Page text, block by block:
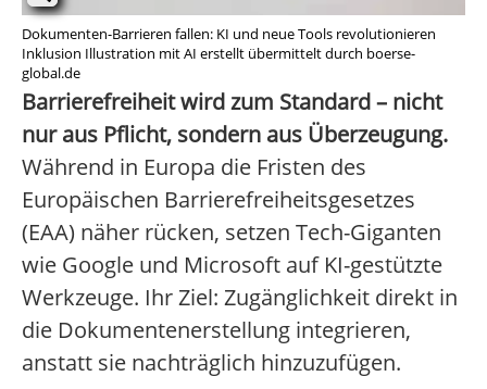
Dokumenten-Barrieren fallen: KI und neue Tools revolutionieren
Inklusion Illustration mit AI erstellt übermittelt durch boerse-
global.de
Barrierefreiheit wird zum Standard – nicht
nur aus Pflicht, sondern aus Überzeugung.
Während in Europa die Fristen des
Europäischen Barrierefreiheitsgesetzes
(EAA) näher rücken, setzen Tech-Giganten
wie Google und Microsoft auf KI-gestützte
Werkzeuge. Ihr Ziel: Zugänglichkeit direkt in
die Dokumentenerstellung integrieren,
anstatt sie nachträglich hinzuzufügen.